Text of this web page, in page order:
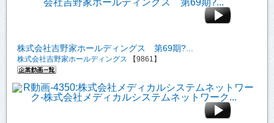
株式会社吉野家ホールディングス 第69期?...
株式会社吉野家ホールディングス 【9861】